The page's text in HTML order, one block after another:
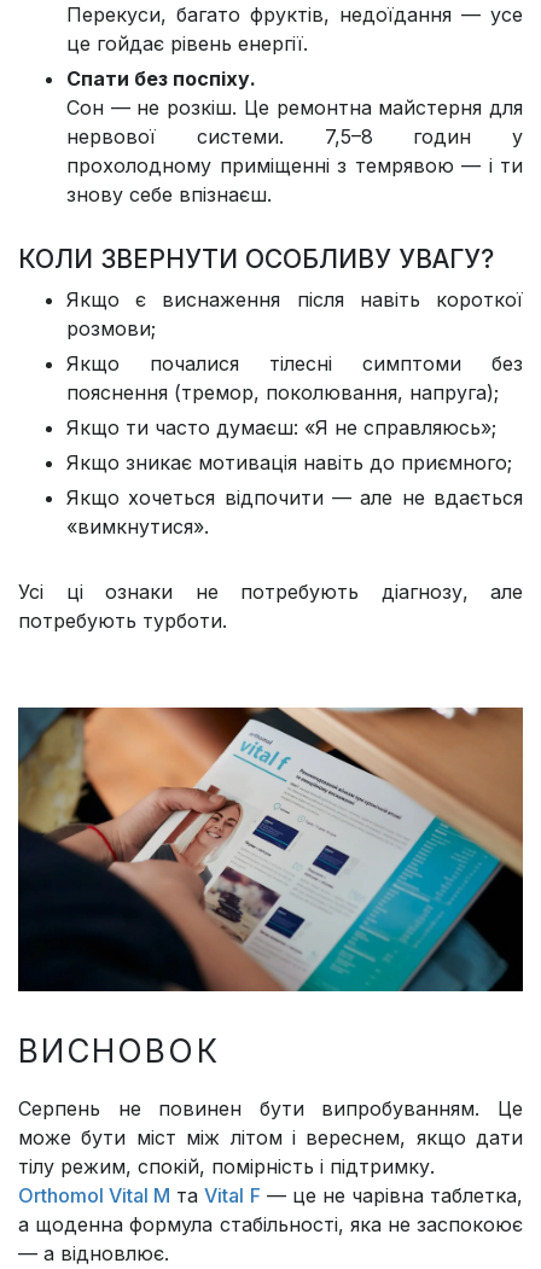
Перекуси, багато фруктів, недоїдання — усе
це гойдає рівень енергії.
Спати без поспіху.
Сон — не розкіш. Це ремонтна майстерня для
нервової системи. 7,5–8 годин у
прохолодному приміщенні з темрявою — і ти
знову себе впізнаєш.
КОЛИ ЗВЕРНУТИ ОСОБЛИВУ УВАГУ?
Якщо є виснаження після навіть короткої
розмови;
Якщо почалися тілесні симптоми без
пояснення (тремор, поколювання, напруга);
Якщо ти часто думаєш: «Я не справляюсь»;
Якщо зникає мотивація навіть до приємного;
Якщо хочеться відпочити — але не вдається
«вимкнутися».
Усі ці ознаки не потребують діагнозу, але
потребують турботи.
ВИСНОВОК
Серпень не повинен бути випробуванням. Це
може бути міст між літом і вереснем, якщо дати
тілу режим, спокій, помірність і підтримку.
Orthomol Vital M таVital F — це не чарівна таблетка,
а щоденна формула стабільності, яка не заспокоює
— а відновлює.